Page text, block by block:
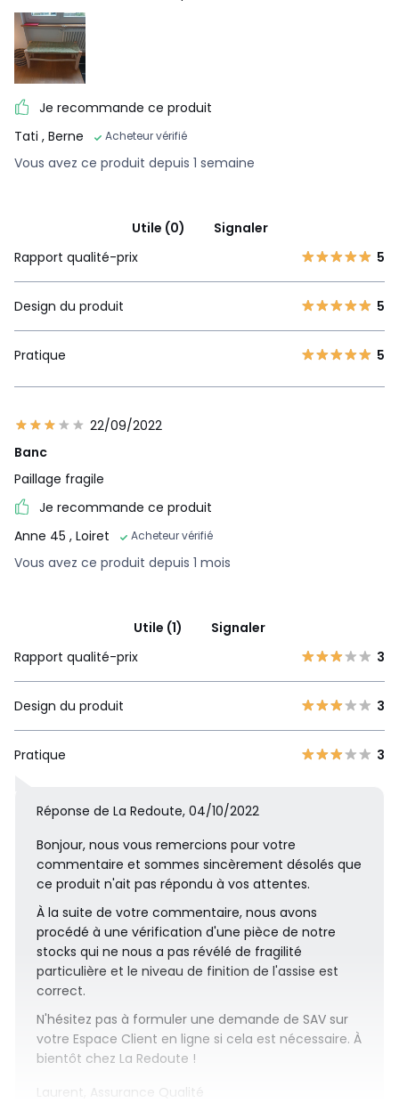
Je recommande ce produit
Tati , Berne Acheteur vérifié
Vous avez ce produit depuis 1 semaine
Utile (0)
Signaler
Rapport qualité-prix
5
Design du produit 5
Pratique 5
22/09/2022
Banc
Paillage fragile
Je recommande ce produit
Anne 45 , Loiret Acheteur vérifié
Vous avez ce produit depuis 1 mois
Utile (1)
Signaler
Rapport qualité-prix
3
Design du produit 3
Pratique 3
Réponse de La Redoute, 04/10/2022
Bonjour, nous vous remercions pour votre
commentaire et sommes sincèrement désolés que
ce produit n'ait pas répondu à vos attentes.
À la suite de votre commentaire, nous avons
procédé à une vérification d'une pièce de notre
stocks qui ne nous a pas révélé de fragilité
particulière et le niveau de finition de l'assise est
correct.
N'hésitez pas à formuler une demande de SAV sur
votre Espace Client en ligne si cela est nécessaire. À
bientôt chez La Redoute !
Laurent, Assurance Qualité